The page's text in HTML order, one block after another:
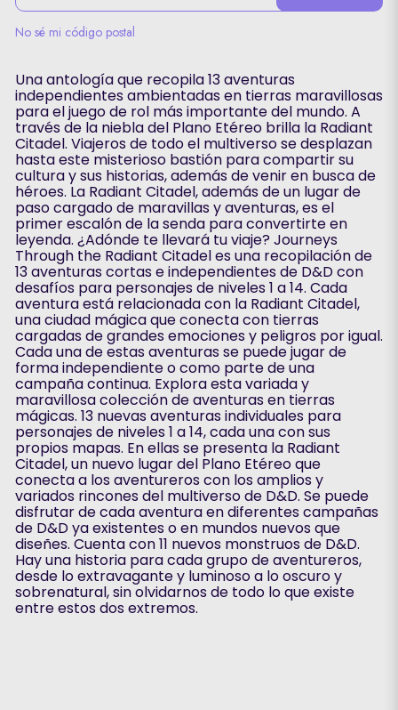
No sé mi código postal
Una antología que recopila 13 aventuras
independientes ambientadas en tierras maravillosas
para el juego de rol más importante del mundo. A
través de la niebla del Plano Etéreo brilla la Radiant
Citadel. Viajeros de todo el multiverso se desplazan
hasta este misterioso bastión para compartir su
cultura y sus historias, además de venir en busca de
héroes. La Radiant Citadel, además de un lugar de
paso cargado de maravillas y aventuras, es el
primer escalón de la senda para convertirte en
leyenda. ¿Adónde te llevará tu viaje? Journeys
Through the Radiant Citadel es una recopilación de
13 aventuras cortas e independientes de D&D con
desafíos para personajes de niveles 1 a 14. Cada
aventura está relacionada con la Radiant Citadel,
una ciudad mágica que conecta con tierras
cargadas de grandes emociones y peligros por igual.
Cada una de estas aventuras se puede jugar de
forma independiente o como parte de una
campaña continua. Explora esta variada y
maravillosa colección de aventuras en tierras
mágicas. 13 nuevas aventuras individuales para
personajes de niveles 1 a 14, cada una con sus
propios mapas. En ellas se presenta la Radiant
Citadel, un nuevo lugar del Plano Etéreo que
conecta a los aventureros con los amplios y
variados rincones del multiverso de D&D. Se puede
disfrutar de cada aventura en diferentes campañas
de D&D ya existentes o en mundos nuevos que
diseñes. Cuenta con 11 nuevos monstruos de D&D.
Hay una historia para cada grupo de aventureros,
desde lo extravagante y luminoso a lo oscuro y
sobrenatural, sin olvidarnos de todo lo que existe
entre estos dos extremos.